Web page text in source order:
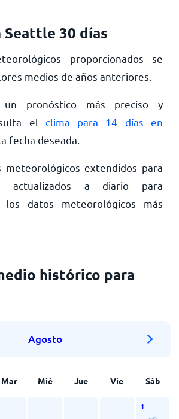
Seattle 30 días
proporcionados se
medios de años anteriores.
un pronóstico más preciso y
el clima para 14 días en
fecha deseada.
meteorológicos extendidos para
actualizados a diario para
los datos meteorológicos más
histórico para
Agosto
Mar Mié Jue Vie Sáb
1